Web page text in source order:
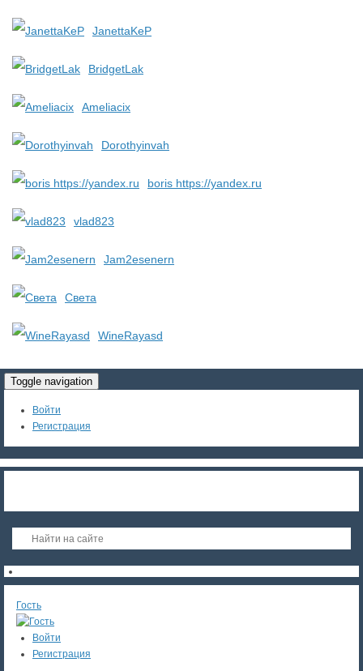
JanettaKeP
BridgetLak
Ameliacix
Dorothyinvah
boris https://yandex.ru
vlad823
Jam2esenern
Света
WineRayasd
Toggle navigation
Войти
Регистрация
Гость
Войти
Регистрация